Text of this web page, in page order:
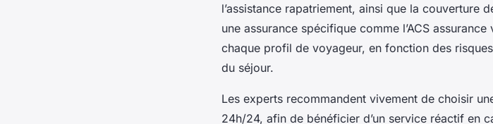
l’assistance rapatriement, ainsi que la couverture
une assurance spécifique comme l’ACS
chaque profil de voyageur, en fonction des
du séjour.
Les experts recommandent vivement de choisir
24h/24, afin de bénéficier d’un service réactif en